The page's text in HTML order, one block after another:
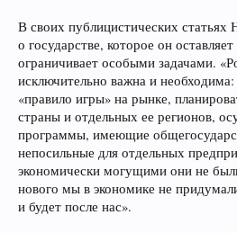
В своих публицистических
о государстве, которое он
ограничивает особыми задачами.
исключительно важна и
«правило игры» на рынке,
страны и отдельных ее регионов,
программы, имеющие
непосильные для отдельных
экономически могущими они не
нового мы в экономике не
и будет после нас».